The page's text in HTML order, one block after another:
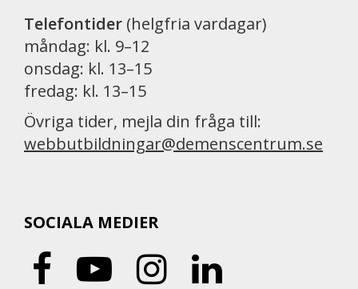
Telefontider (helgfria vardagar)
måndag: kl. 9–12
onsdag: kl. 13–15
fredag: kl. 13–15
Övriga tider, mejla din fråga till:
webbutbildningar@demenscentrum.se
SOCIALA MEDIER